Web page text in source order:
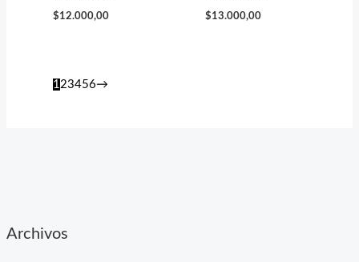
Archivos
$12.000,00 $13.000,00
1 23456→